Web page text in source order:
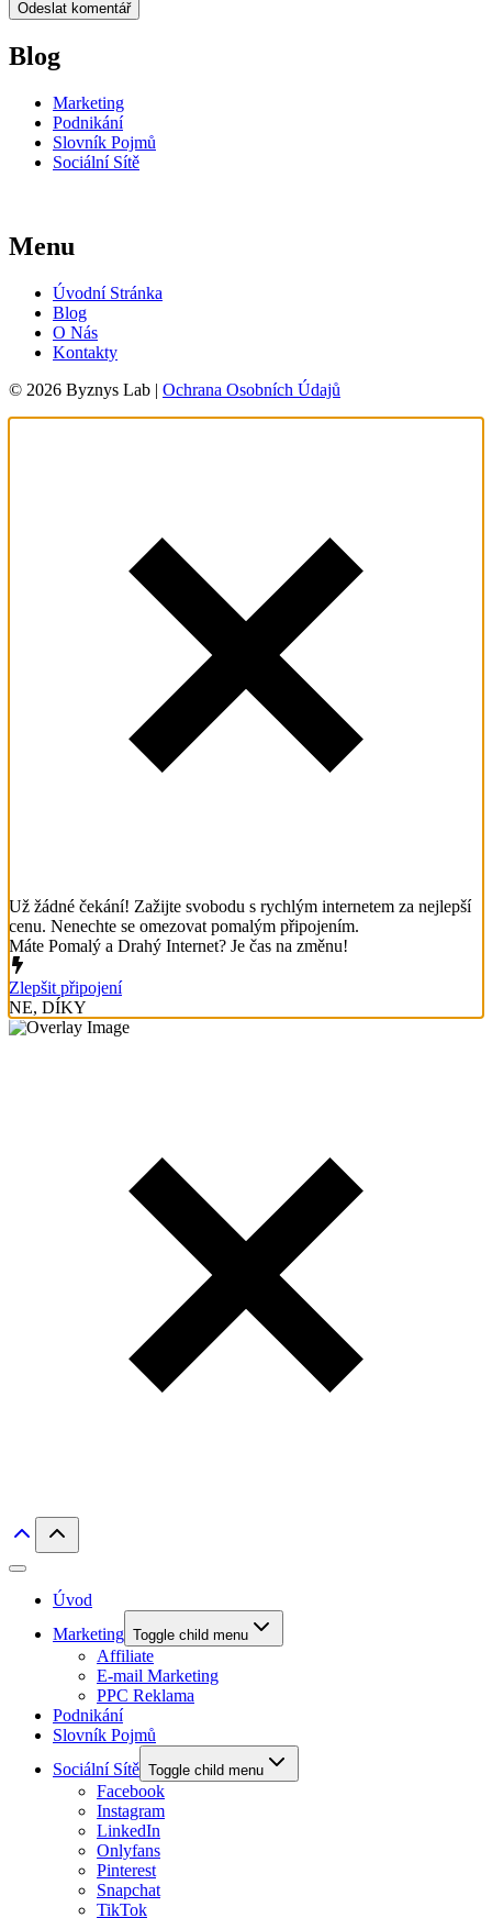
Blog
Marketing
Podnikání
Slovník Pojmů
Sociální Sítě
Menu
Úvodní Stránka
Blog
O Nás
Kontakty
© 2026 Byznys Lab | Ochrana Osobních Údajů
Už žádné čekání! Zažijte svobodu s rychlým internetem za nejlepší
cenu. Nenechte se omezovat pomalým připojením.
Máte Pomalý a Drahý Internet? Je čas na změnu!
Zlepšit připojení
NE, DÍKY
Úvod
Marketing Toggle child menu
Affiliate
E-mail Marketing
PPC Reklama
Podnikání
Slovník Pojmů
Sociální Sítě Toggle child menu
Facebook
Instagram
LinkedIn
Onlyfans
Pinterest
Snapchat
TikTok